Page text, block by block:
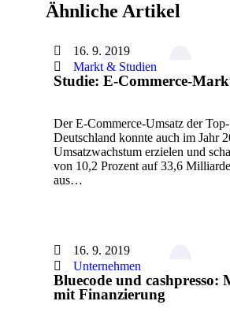
Ähnliche Artikel
16. 9. 2019
Markt & Studien
Studie: E-Commerce-
Der E-Commerce-Umsatz der
Deutschland konnte auch im Jahr
Umsatzwachstum erzielen und
von 10,2 Prozent auf 33,6
aus…
16. 9. 2019
Unternehmen
Bluecode und cashpresso:
mit Finanzierung